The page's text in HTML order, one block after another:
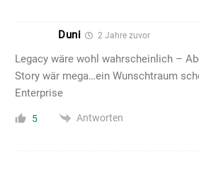
Duni 2 Jahre zuvor
Legacy wäre wohl wahrscheinlich –
Story wär mega…ein Wunschtraum
Enterprise
5 Antworten